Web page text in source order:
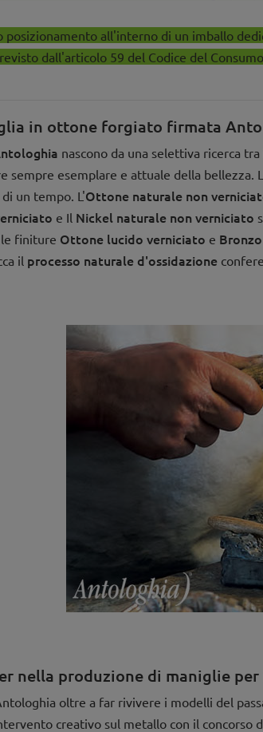
all'interno di un imballo
dall'articolo 59 del Codice del
in ottone forgiato firmata
nascono da una selettiva ricerca
sempre esemplare e attuale della bellezza.
un tempo. L'Ottone naturale non
e Il Nickel naturale non verniciato
finiture Ottone lucido verniciato e
il processo naturale d'ossidazione
nella produzione di maniglie
oltre a far rivivere i modelli del
creativo sul metallo con il